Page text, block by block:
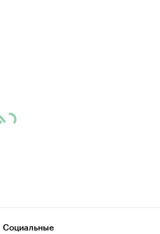
Социальные